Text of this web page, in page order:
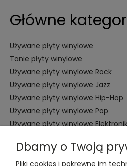
Główne
Używane płyty winylowe
Tanie płyty winylowe
Używane płyty winylowe Rock
Używane płyty winylowe Jazz
Używane płyty winylowe Hip-Hop
Używane płyty winylowe Pop
Używane płyty winylowe
Dbamy o Twoją
Pliki cookies i pokrewne im